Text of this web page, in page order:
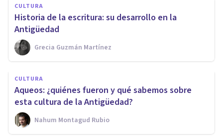
CULTURA
Historia de la escritura: su desarrollo en la
Antigüedad
Grecia Guzmán Martínez
CULTURA
Aqueos: ¿quiénes fueron y qué sabemos sobre
esta cultura de la Antigüedad?
Nahum Montagud Rubio
Los 20 filósofos griegos más
importantes y famosos
Xavier Molina